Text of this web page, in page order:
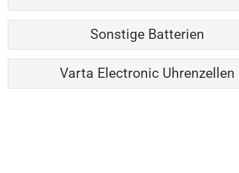
Sonstige Batterien
Varta Electronic Uhrenzellen